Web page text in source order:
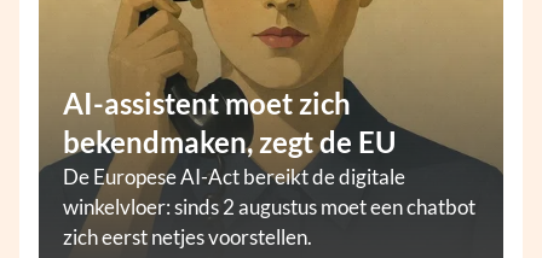
AI-assistent moet zich
bekendmaken, zegt de EU
De Europese AI-Act bereikt de digitale
winkelvloer: sinds 2 augustus moet een chatbot
zich eerst netjes voorstellen.